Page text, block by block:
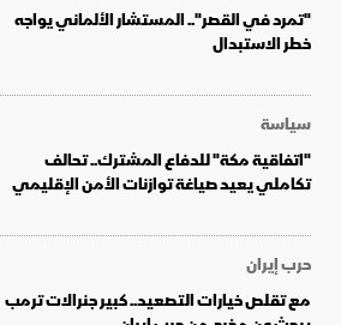
"تمرد في القصر".. المستشار الألماني يواجه
خطر الاستبدال
سياسة
"اتفاقية مكة" للدفاع المشترك.. تحالف
تكاملي يعيد صياغة توازنات الأمن الإقليمي
حرب إيران
مع تقلص خيارات التصعيد.. كبير جنرالات ترمب